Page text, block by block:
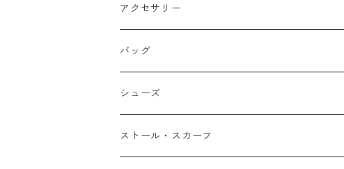
アクセサリー
ネックレス
バングル
ピアス/イヤリング
バッグ
本革
布帛
シューズ
サンダル/ミュール
ストール・スカーフ